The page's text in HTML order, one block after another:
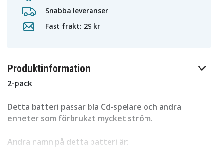
Snabba leveranser
Fast frakt: 29 kr
Produktinformation
2-pack
Detta batteri passar bla Cd-spelare och andra
enheter som förbrukat mycket ström.
Andra namn på detta batteri är: